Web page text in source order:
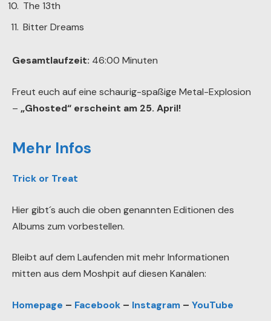
The 13th
Bitter Dreams
Gesamtlaufzeit: 46:00 Minuten
Freut euch auf eine schaurig-spaßige Metal-Explosion
– „Ghosted“ erscheint am 25. April!
Mehr Infos
Trick or Treat
Hier gibt´s auch die oben genannten Editionen des
Albums zum vorbestellen.
Bleibt auf dem Laufenden mit mehr Informationen
mitten aus dem Moshpit auf diesen Kanälen:
Homepage – Facebook – Instagram – YouTube